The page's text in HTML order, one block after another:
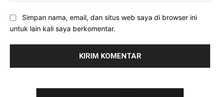
Simpan nama, email, dan situs web saya di browser ini
untuk lain kali saya berkomentar.